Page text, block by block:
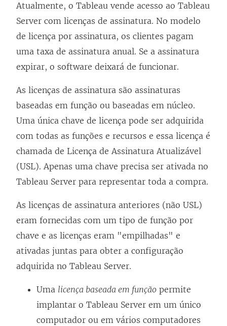
Atualmente, o Tableau vende acesso ao Tableau
Server com licenças de assinatura. No modelo
de licença por assinatura, os clientes pagam
uma taxa de assinatura anual. Se a assinatura
expirar, o software deixará de funcionar.
As licenças de assinatura são assinaturas
baseadas em função ou baseadas em núcleo.
Uma única chave de licença pode ser adquirida
com todas as funções e recursos e essa licença é
chamada de Licença de Assinatura Atualizável
(USL). Apenas uma chave precisa ser ativada no
Tableau Server para representar toda a compra.
As licenças de assinatura anteriores (não USL)
eram fornecidas com um tipo de função por
chave e as licenças eram "empilhadas" e
ativadas juntas para obter a configuração
adquirida no Tableau Server.
Uma licença baseada em função permite
implantar o Tableau Server em um único
computador ou em vários computadores